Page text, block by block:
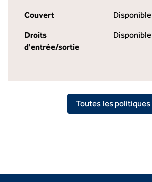
Couvert Disponible
Droits
d'entrée/sortie
Disponible
Toutes les politiques